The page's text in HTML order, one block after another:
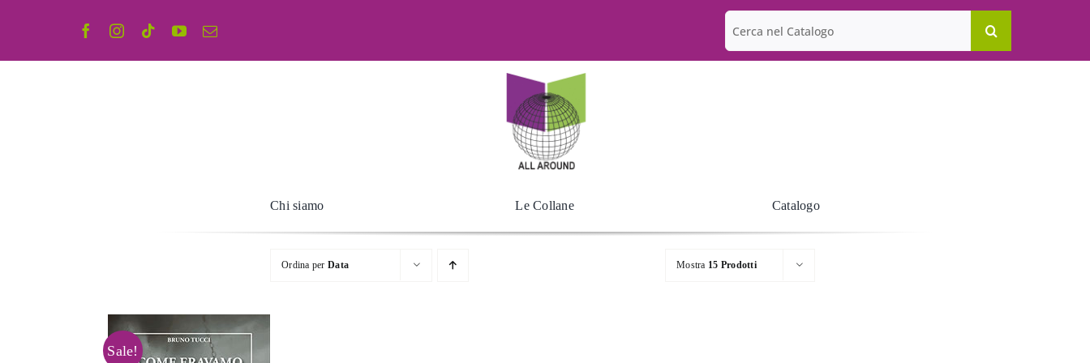
Cerca
per:
Chi siamo Le Collane Catalogo
Ordina per Data Mostra 15 Prodotti
Sale!